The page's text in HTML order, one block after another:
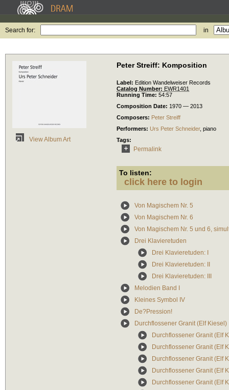
Search for: in
View Album Art
Peter Streiff: Komposition
Label: Edition Wandelweiser Records
Catalog Number: EWR1401
Running Time: 54:57
Composition Date: 1970 — 2013
Composers: Peter Streiff
Performers: Urs Peter Schneider, piano
Tags:
Permalink
To listen:
click here to login
Von Magischem Nr. 5
Von Magischem Nr. 6
Von Magischem Nr. 5 und 6,
Drei Klavieretuden
Drei Klavieretuden: I
Drei Klavieretuden: II
Drei Klavieretuden: III
Melodien Band I
Kleines Symbol IV
De?Pression!
Durchflossener Granit (Elf
Durchflossener Granit (Elf
Durchflossener Granit (Elf
Durchflossener Granit (Elf
Durchflossener Granit (Elf
Durchflossener Granit (Elf